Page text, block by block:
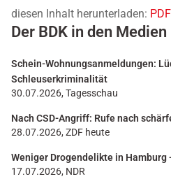
diesen Inhalt herunterladen: PDF
Der BDK in den Medien
Schein-Wohnungsanmeldungen:
Schleuserkriminalität
30.07.2026, Tagesschau
Nach CSD-Angriff: Rufe nach
28.07.2026, ZDF heute
Weniger Drogendelikte in Hamburg
17.07.2026, NDR